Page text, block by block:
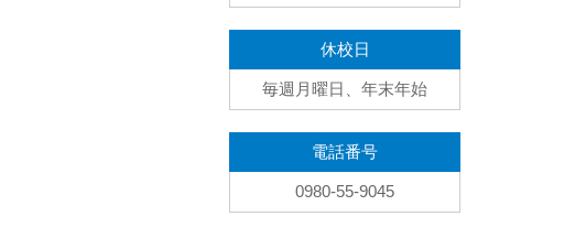
休校日
毎週月曜日、年末年始
電話番号
0980-55-9045